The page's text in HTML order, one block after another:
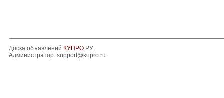
Доска объявлений КУПРО.РУ.
Администратор: support@kupro.ru.